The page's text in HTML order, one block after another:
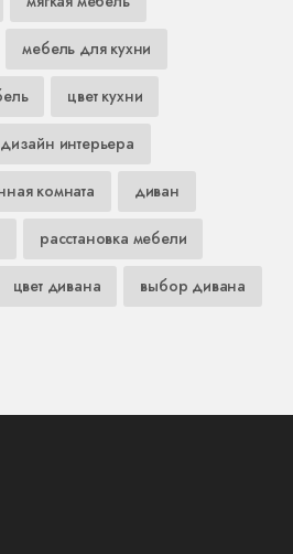
мебель для кухни
цвет кухни
дизайн интерьера
комната диван
расстановка мебели
цвет дивана выбор дивана